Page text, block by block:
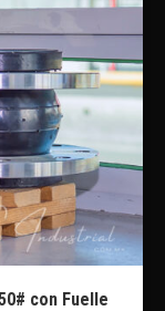
con Fuelle